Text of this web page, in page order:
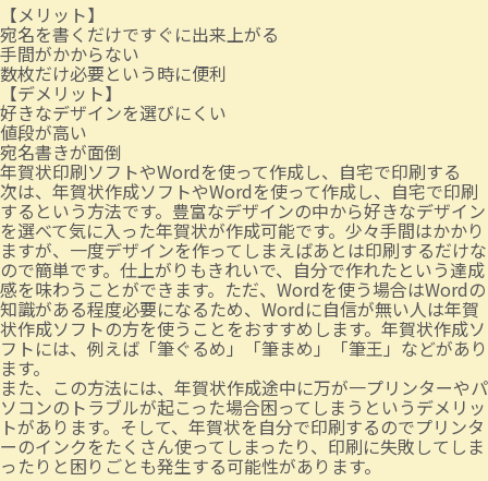
【メリット】
宛名を書くだけですぐに出来上がる
手間がかからない
数枚だけ必要という時に便利
【デメリット】
好きなデザインを選びにくい
値段が高い
宛名書きが面倒
年賀状印刷ソフトやWordを使って作成し、自宅で印刷する
次は、年賀状作成ソフトやWordを使って作成し、自宅で印刷
するという方法です。豊富なデザインの中から好きなデザイン
を選べて気に入った年賀状が作成可能です。少々手間はかかり
ますが、一度デザインを作ってしまえばあとは印刷するだけな
ので簡単です。仕上がりもきれいで、自分で作れたという達成
感を味わうことができます。ただ、Wordを使う場合はWordの
知識がある程度必要になるため、Wordに自信が無い人は年賀
状作成ソフトの方を使うことをおすすめします。年賀状作成ソ
フトには、例えば「筆ぐるめ」「筆まめ」「筆王」などがあり
ます。
また、この方法には、年賀状作成途中に万が一プリンターやパ
ソコンのトラブルが起こった場合困ってしまうというデメリッ
トがあります。そして、年賀状を自分で印刷するのでプリンタ
ーのインクをたくさん使ってしまったり、印刷に失敗してしま
ったりと困りごとも発生する可能性があります。